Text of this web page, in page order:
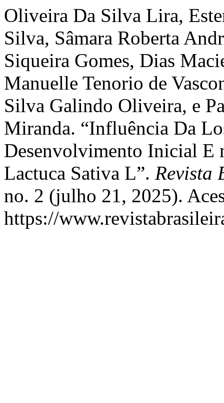
Oliveira Da Silva Lira,
Silva, Sâmara Roberta
Siqueira Gomes, Dias
Manuelle Tenorio de
Silva Galindo Oliveira, e
Miranda. “Influência Da
Desenvolvimento Inicial E
Lactuca Sativa L”. Revista
no. 2 (julho 21, 2025).
https://